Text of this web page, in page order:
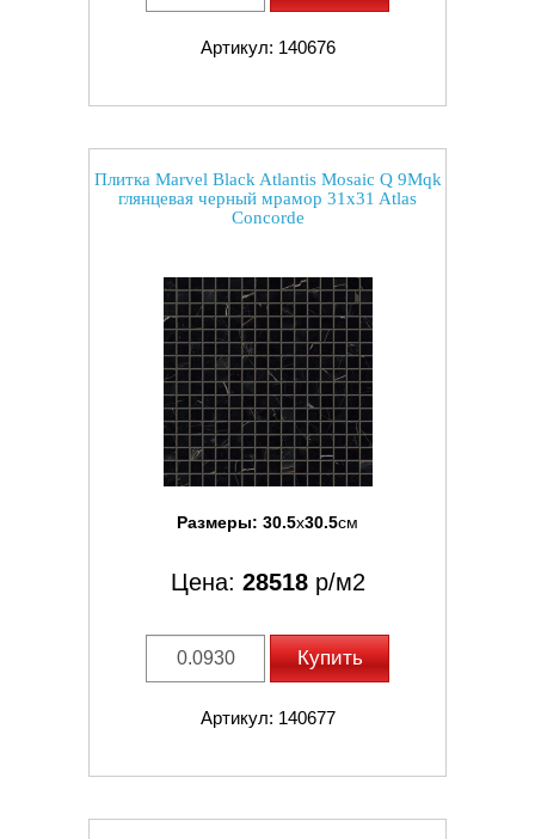
Артикул: 140676
Плитка Marvel Black Atlantis Mosaic Q 9Mqk
глянцевая черный мрамор 31x31 Atlas
Concorde
Размеры: 30.5x30.5см
Цена: 28518р/м2
Купить
Артикул: 140677